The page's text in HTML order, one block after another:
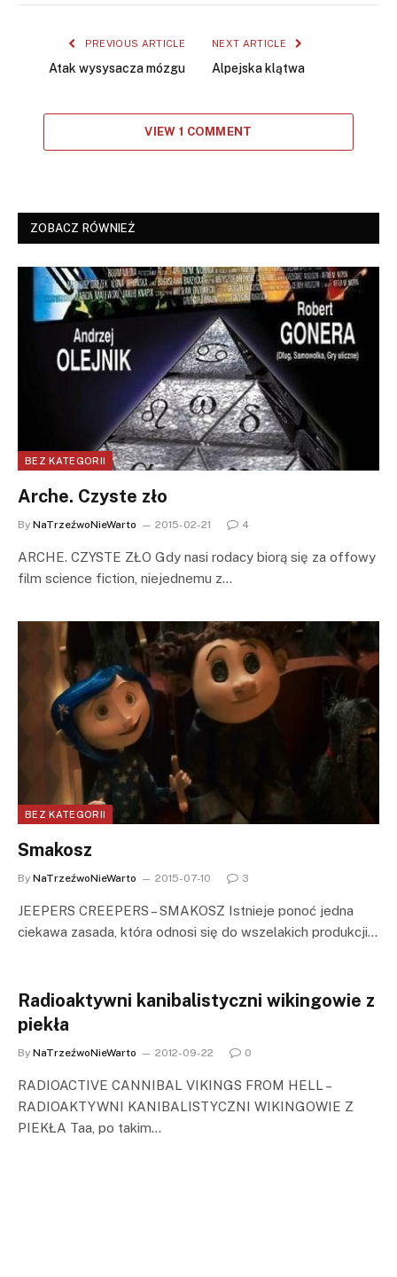
PREVIOUS ARTICLE
Atak wysysacza mózgu
NEXT ARTICLE
Alpejska klątwa
VIEW 1 COMMENT
ZOBACZ RÓWNIEŻ
BEZ KATEGORII
Arche. Czyste zło
By NaTrzeźwoNieWarto 2015-02-21 4
ARCHE. CZYSTE ZŁO Gdy nasi rodacy biorą się za offowy
film science fiction, niejednemu z…
BEZ KATEGORII
Smakosz
By NaTrzeźwoNieWarto 2015-07-10 3
JEEPERS CREEPERS – SMAKOSZ Istnieje ponoć jedna
ciekawa zasada, która odnosi się do wszelakich produkcji…
Radioaktywni kanibalistyczni wikingowie z
piekła
By NaTrzeźwoNieWarto 2012-09-22 0
RADIOACTIVE CANNIBAL VIKINGS FROM HELL –
RADIOAKTYWNI KANIBALISTYCZNI WIKINGOWIE Z
PIEKŁA Taa, po takim…